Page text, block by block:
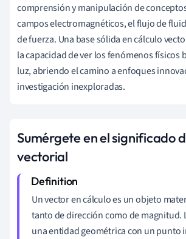
comprensión y manipulación de
campos electromagnéticos, el flujo de
de fuerza. Una base sólida en cálculo
la capacidad de ver los fenómenos físicos
luz, abriendo el camino a enfoques
investigación inexploradas.
Sumérgete en el significado
vectorial
Un vector en cálculo es un objeto
tanto de dirección como de magnitud.
una entidad geométrica con un punto